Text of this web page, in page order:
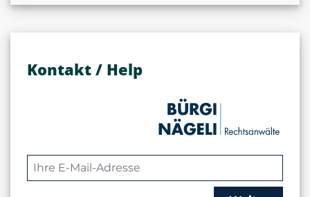
Kontakt / Help